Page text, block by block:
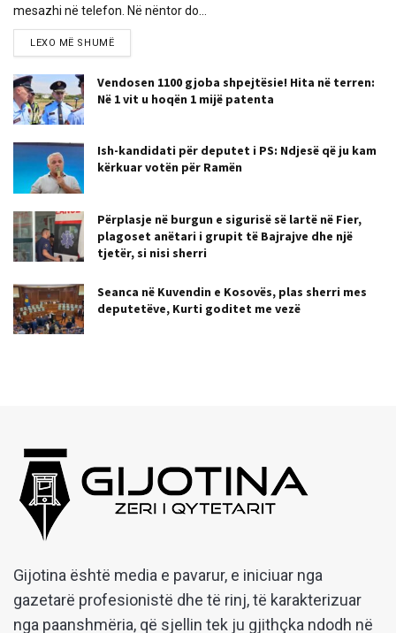
mesazhi në telefon. Në nëntor do...
LEXO MË SHUMË
Vendosen 1100 gjoba shpejtësie! Hita në terren:
Në 1 vit u hoqën 1 mijë patenta
Ish-kandidati për deputet i PS: Ndjesë që ju kam
kërkuar votën për Ramën
Përplasje në burgun e sigurisë së lartë në Fier,
plagoset anëtari i grupit të Bajrajve dhe një
tjetër, si nisi sherri
Seanca në Kuvendin e Kosovës, plas sherri mes
deputetëve, Kurti goditet me vezë
Gijotina është media e pavarur, e iniciuar nga
gazetarë profesionistë dhe të rinj, të karakterizuar
nga paanshmëria, që sjellin tek ju gjithçka ndodh në